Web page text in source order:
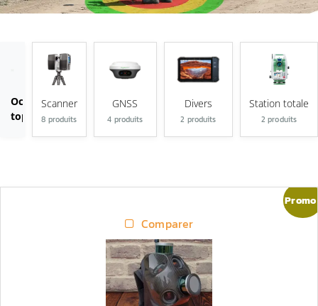
Occasions
topographiques
Scanner
8 produits
GNSS
4 produits
Divers
2 produits
Station totale
2 produits
Comparer
Promo